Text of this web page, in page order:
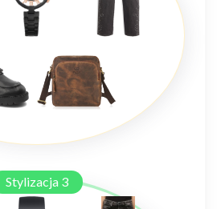
Stylizacja 3